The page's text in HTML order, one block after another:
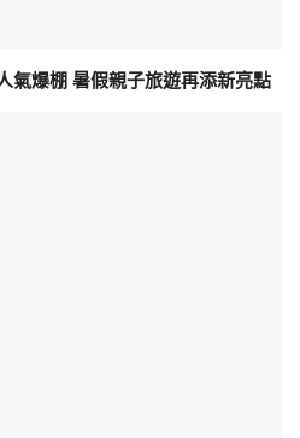
氣爆棚 暑假親子旅遊再添新亮點